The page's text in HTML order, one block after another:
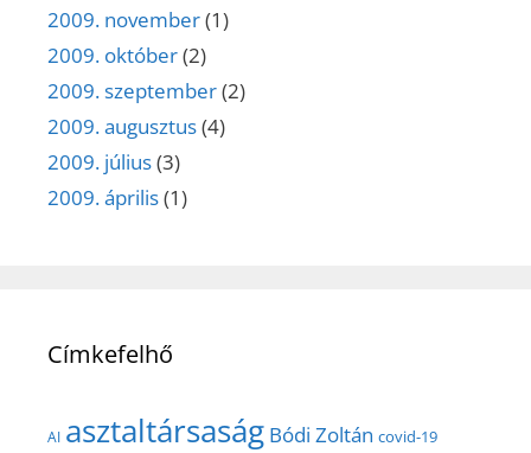
2009. november(1)
2009. október(2)
2009. szeptember(2)
2009. augusztus(4)
2009. július(3)
2009. április(1)
Címkefelhő
AI asztaltársaság Bódi Zoltán covid-19